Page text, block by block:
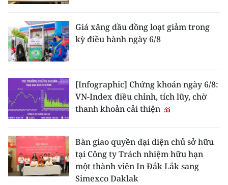
Giá xăng dầu đồng loạt giảm trong
kỳ điều hành ngày 6/8
[Infographic] Chứng khoán ngày 6/8:
VN-Index điều chỉnh, tích lũy, chờ
thanh khoản cải thiện
Bàn giao quyền đại diện chủ sở hữu
tại Công ty Trách nhiệm hữu hạn
một thành viên In Đắk Lắk sang
Simexco Daklak